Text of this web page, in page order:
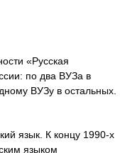
«Русская
по два ВУЗа в
ВУЗу в остальных.
язык. К концу 1990-х
языком